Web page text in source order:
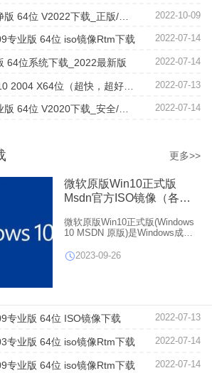
2022-10-09
专业版 64位 iso镜像Rtm下载 2022-07-14
64位系统下载_2022最新版 2022-07-14
2022-07-13
系统天地 Win10专业版 64位 V2020下载_安全/稳定 2022-07-14
更多>>
微软原版Win10正式版
Msdn官方ISO镜像（各版
微软原版Win10正式版(Windows
10 MSDN 原版)是Windows成熟
版操作系统拥有崭新的触控界面
2023-09-26
专业版 64位 ISO镜像下载 2022-07-13
专业版 64位 iso镜像Rtm下载 2022-07-14
专业版 64位 iso镜像Rtm下载 2022-07-14